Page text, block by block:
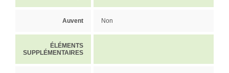
Auvent Non
ÉLÉMENTS
SUPPLÉMENTAIRES